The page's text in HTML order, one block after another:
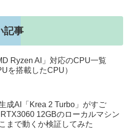
記事
Ryzen AI」対応のCPU一覧
を搭載したCPU）
成AI「Krea 2 Turbo」がすご
12GBのローカルマシン
まで動くか検証してみた